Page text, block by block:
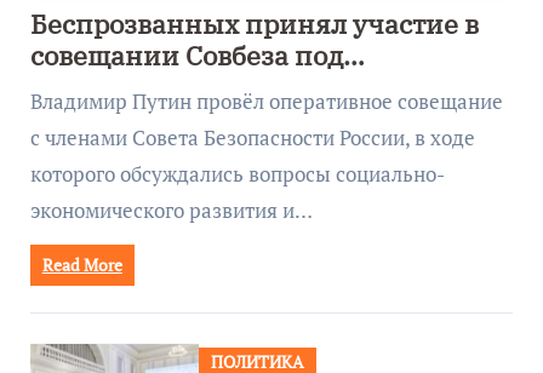
Беспрозванных принял участие в
совещании Совбеза под
руководством Путина
Владимир Путин провёл оперативное совещание
с членами Совета Безопасности России, в ходе
которого обсуждались вопросы социально-
экономического развития и…
Read More
ПОЛИТИКА